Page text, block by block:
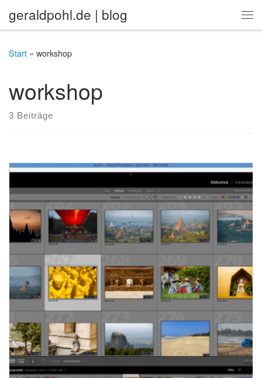
Zum Inhalt springen
geraldpohl.de | blog
Start » workshop
workshop
3 Beiträge